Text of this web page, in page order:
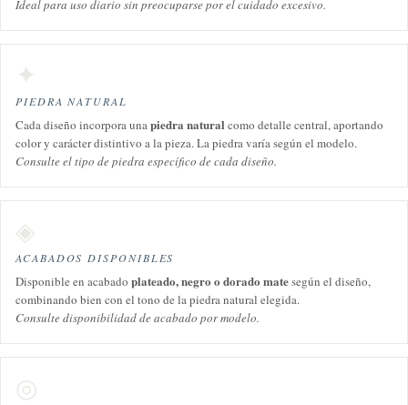
Ideal para uso diario sin preocuparse por el cuidado excesivo.
✦
PIEDRA NATURAL
Cada diseño incorpora unapiedra natural como detalle central, aportando
color y carácter distintivo a la pieza. La piedra varía según el modelo.
Consulte el tipo de piedra específico de cada diseño.
◈
ACABADOS DISPONIBLES
Disponible en acabado plateado, negro o dorado matesegún el diseño,
combinando bien con el tono de la piedra natural elegida.
Consulte disponibilidad de acabado por modelo.
◎